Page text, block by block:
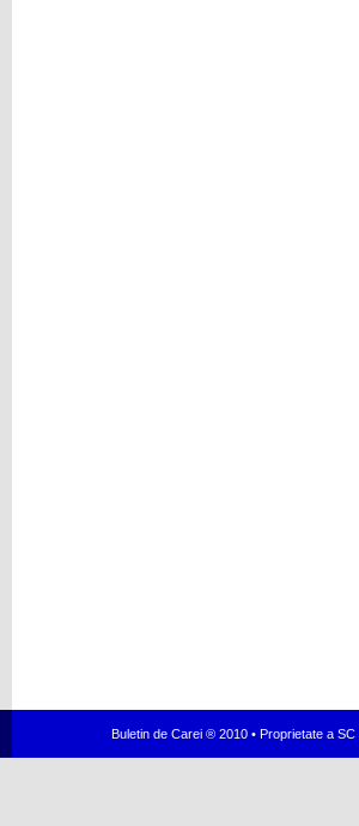
Buletin de Carei ® 2010 • Proprietate a